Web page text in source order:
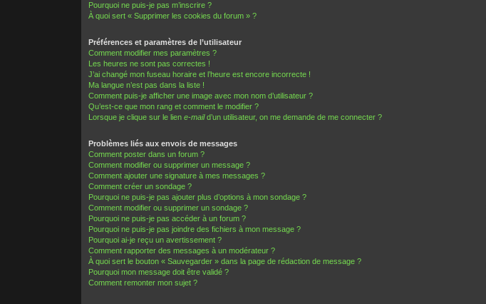
Pourquoi ne puis-je pas m’inscrire ?
À quoi sert « Supprimer les cookies du forum » ?
Préférences et paramètres de l’utilisateur
Comment modifier mes paramètres ?
Les heures ne sont pas correctes !
J’ai changé mon fuseau horaire et l’heure est encore incorrecte !
Ma langue n’est pas dans la liste !
Comment puis-je afficher une image avec mon nom d’utilisateur ?
Qu’est-ce que mon rang et comment le modifier ?
Lorsque je clique sur le liene-maild’un utilisateur, on me demande de me connecter ?
Problèmes liés aux envois de messages
Comment poster dans un forum ?
Comment modifier ou supprimer un message ?
Comment ajouter une signature à mes messages ?
Comment créer un sondage ?
Pourquoi ne puis-je pas ajouter plus d’options à mon sondage ?
Comment modifier ou supprimer un sondage ?
Pourquoi ne puis-je pas accéder à un forum ?
Pourquoi ne puis-je pas joindre des fichiers à mon message ?
Pourquoi ai-je reçu un avertissement ?
Comment rapporter des messages à un modérateur ?
À quoi sert le bouton « Sauvegarder » dans la page de rédaction de message ?
Pourquoi mon message doit être validé ?
Comment remonter mon sujet ?